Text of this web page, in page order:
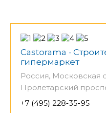
Castorama -
гипермаркет
Россия, Московская
Пролетарский
+7 (495) 228-35-95